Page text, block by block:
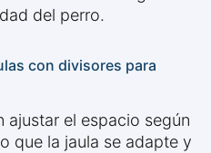
del perro.
con divisores para
ajustar el espacio según
que la jaula se adapte y